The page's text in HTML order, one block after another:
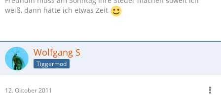
weiß, dann hätte ich etwas Zeit
Wolfgang S
Tiggermod
12. Oktober 2011